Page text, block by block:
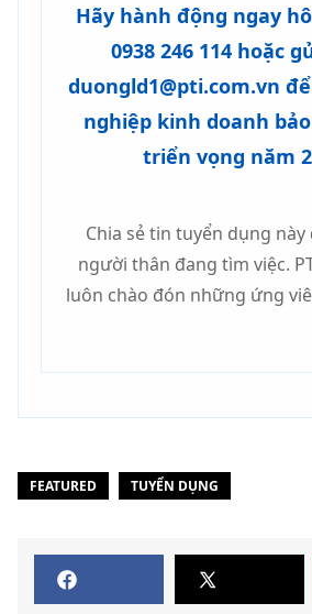
Hãy hành động ngay
0938 246 114hoặc
duongld1@pti.com.vn
nghiệp kinh doanh
triển vọng năm
Chia sẻ tin tuyển dụng này
người thân đang tìm việc.
luôn chào đón những ứng
FEATURED TUYỂN DỤNG